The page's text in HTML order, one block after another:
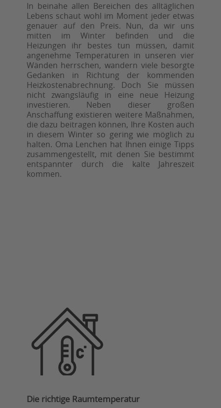
In beinahe allen Bereichen des alltäglichen
Lebens schaut wohl im Moment jeder etwas
genauer auf den Preis. Nun, da wir uns
mitten im Winter befinden und die
Heizungen ihr bestes tun müssen, damit
angenehme Temperaturen in unseren vier
Wänden herrschen, wandern viele besorgte
Gedanken in Richtung der kommenden
Heizkostenabrechnung. Doch Sie müssen
nicht zwangsläufig in eine neue Heizung
investieren. Neben dieser großen
Anschaffung existieren weitere Maßnahmen,
die dazu beitragen können, Ihre Kosten auch
in diesem Winter so gering wie möglich zu
halten. Oma Lenchen hat Ihnen einige Tipps
zusammengestellt, mit denen Sie bestimmt
entspannter durch die kalte Jahreszeit
kommen.
Die richtige Raumtemperatur